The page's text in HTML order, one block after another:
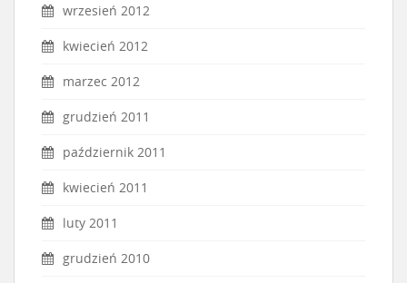
wrzesień 2012
kwiecień 2012
marzec 2012
grudzień 2011
październik 2011
kwiecień 2011
luty 2011
grudzień 2010